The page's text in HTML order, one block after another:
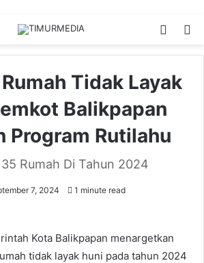
Switch
Tidak Layak
Balikpapan
Program Rutilahu
Rumah Di Tahun 2024
7, 2024 1 minute read
Kota Balikpapan menargetkan
tidak layak huni pada tahun 2024